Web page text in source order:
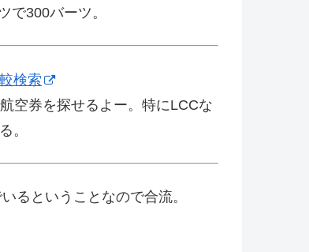
で300バーツ。
検索
空券を探せるよー。特にLCCな
。
るということなので合流。